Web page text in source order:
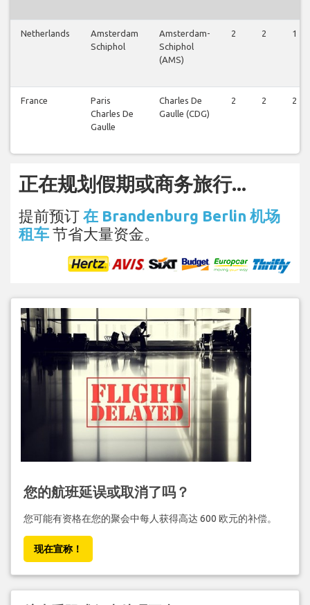
Netherlands
Amsterdam
Schiphol
Amsterdam-
Schiphol
(AMS)
2 2 1
France
Paris
Charles De
Gaulle
Charles De
Gaulle (CDG)
2 2 2
正在规划假期或商务旅行...
提前预订 在 Brandenburg Berlin 机场
租车 节省大量资金。
您的航班延误或取消了吗？
您可能有资格在您的聚会中每人获得高达 600 欧元的补偿。
现在宣称！